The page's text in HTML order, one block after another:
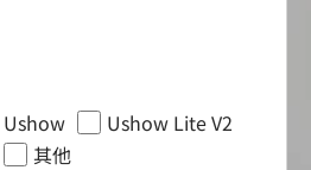
Ushow
Ushow Lite V2
其他